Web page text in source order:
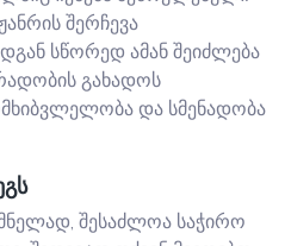
შერჩევა
სწორედ ამან შეიძლება
გახადოს
და სმენადობა
შესაძლოა საჭირო